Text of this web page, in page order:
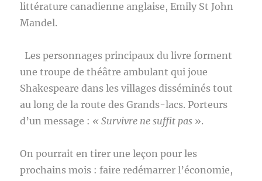
littérature canadienne anglaise, Emily St John
Mandel.
Les personnages principaux du livre forment
une troupe de théâtre ambulant qui joue
Shakespeare dans les villages disséminés tout
au long de la route des Grands-lacs. Porteurs
d’un message : « Survivre ne suffit pas ».
On pourrait en tirer une leçon pour les
prochains mois : faire redémarrer l’économie,